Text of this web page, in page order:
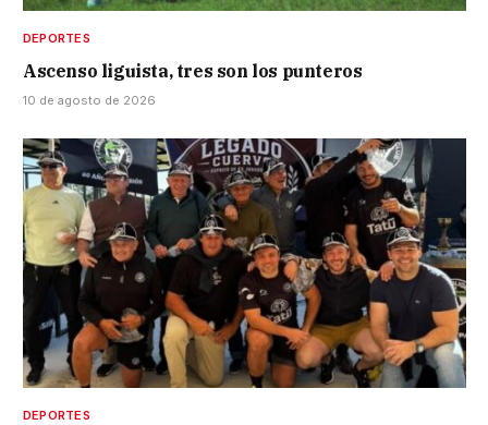
DEPORTES
Ascenso liguista, tres son los punteros
10 de agosto de 2026
DEPORTES